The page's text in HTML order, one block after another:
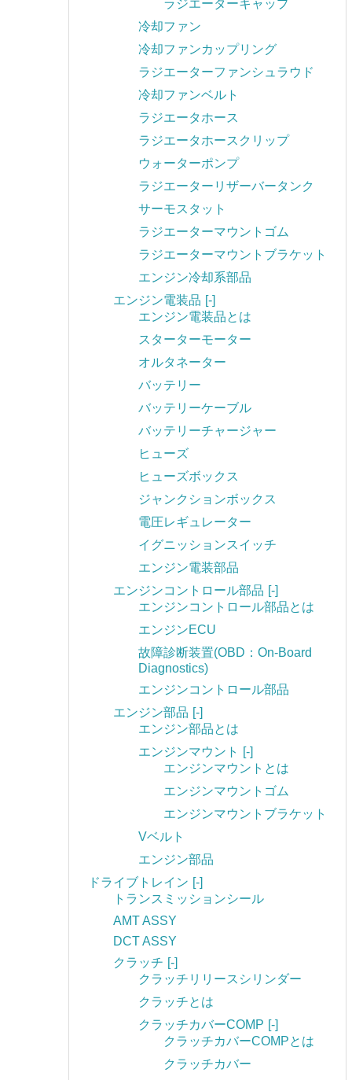
ラジエーターキャップ
冷却ファン
冷却ファンカップリング
ラジエーターファンシュラウド
冷却ファンベルト
ラジエータホース
ラジエータホースクリップ
ウォーターポンプ
ラジエーターリザーバータンク
サーモスタット
ラジエーターマウントゴム
ラジエーターマウントブラケット
エンジン冷却系部品
エンジン電装品 [-]
エンジン電装品とは
スターターモーター
オルタネーター
バッテリー
バッテリーケーブル
バッテリーチャージャー
ヒューズ
ヒューズボックス
ジャンクションボックス
電圧レギュレーター
イグニッションスイッチ
エンジン電装部品
エンジンコントロール部品 [-]
エンジンコントロール部品とは
エンジンECU
故障診断装置(OBD：On-Board
Diagnostics)
エンジンコントロール部品
エンジン部品 [-]
エンジン部品とは
エンジンマウント
[-]
エンジンマウントとは
エンジンマウントゴム
エンジンマウントブラケット
Vベルト
エンジン部品
ドライブトレイン [-]
トランスミッションシール
AMT ASSY
DCT ASSY
クラッチ [-]
クラッチリリースシリンダー
クラッチとは
クラッチカバーCOMP [-]
クラッチカバーCOMPとは
クラッチカバー